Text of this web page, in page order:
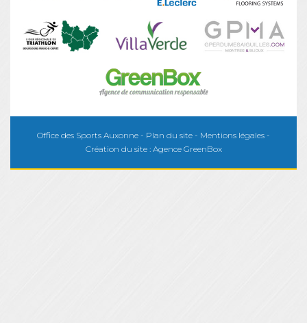
Office des Sports Auxonne - Plan du site - Mentions légales -
Création du site : Agence GreenBox